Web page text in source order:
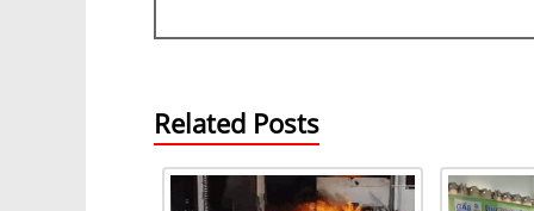
k
Related Posts